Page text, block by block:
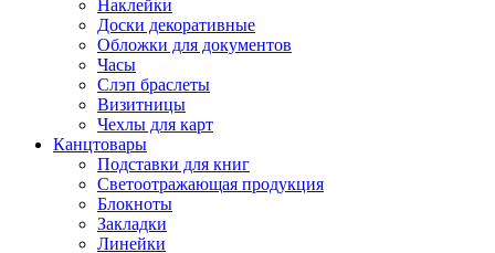
Наклейки
Доски декоративные
Обложки для документов
Часы
Слэп браслеты
Визитницы
Чехлы для карт
Канцтовары
Подставки для книг
Светоотражающая продукция
Блокноты
Закладки
Линейки